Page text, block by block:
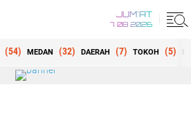
JUM'AT
7 08 2026
(54) MEDAN (32) DAERAH (7) TOKOH (5)